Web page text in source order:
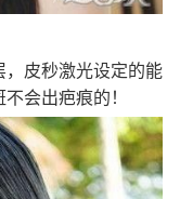
，皮秒激光设定的能
会出疤痕的！